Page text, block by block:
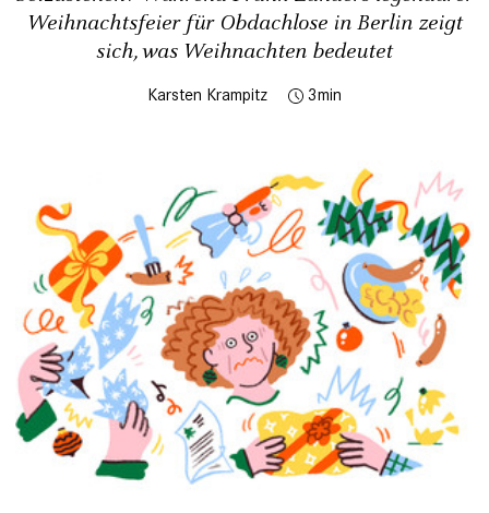
Weihnachtsfeier für Obdachlose in Berlin zeigt
sich, was Weihnachten bedeutet
Karsten Krampitz 3